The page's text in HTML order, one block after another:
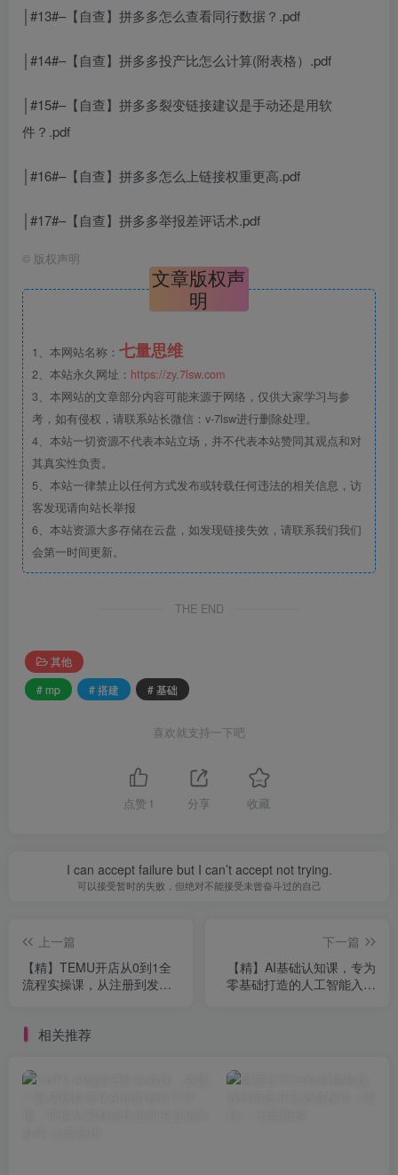
│#13#–【自查】拼多多怎么查看同行数据？.pdf
│#14#–【自查】拼多多投产比怎么计算(附表格）.pdf
│#15#–【自查】拼多多裂变链接建议是手动还是用软
件？.pdf
│#16#–【自查】拼多多怎么上链接权重更高.pdf
│#17#–【自查】拼多多举报差评话术.pdf
© 版权声明
文章版权声
明
1、本网站名称： 七量思维
2、本站永久网址： https://zy.7lsw.com
3、本网站的文章部分内容可能来源于网络，仅供大家学习与参
考，如有侵权，请联系站长微信：v-7lsw进行删除处理。
4、本站一切资源不代表本站立场，并不代表本站赞同其观点和对
其真实性负责。
5、本站一律禁止以任何方式发布或转载任何违法的相关信息，访
客发现请向站长举报
6、本站资源大多存储在云盘，如发现链接失效，请联系我们我们
会第一时间更新。
THE END
其他
# mp
# 搭建 # 基础
喜欢就支持一下吧
点赞 1 分享 收藏
I can accept failure but I can’t accept not trying.
可以接受暂时的失败，但绝对不能接受未曾奋斗过的自己
上一篇
【精】TEMU开店从0到1全
流程实操课，从注册到发货
下一篇
【精】AI基础认知课，专为
零基础打造的人工智能入门
相关推荐